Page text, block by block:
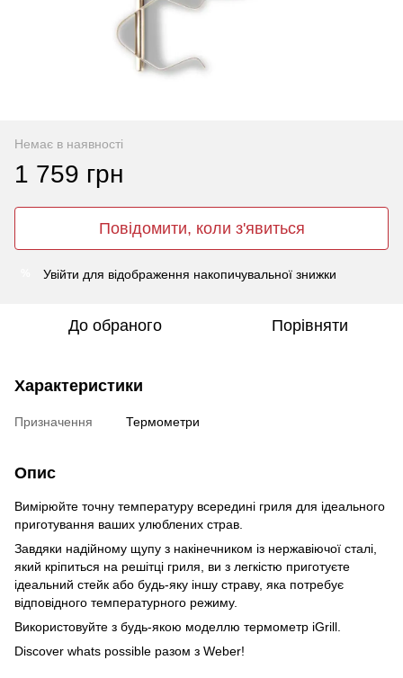
Немає в наявності
1 759 грн
Повідомити, коли з'явиться
Увійти для відображення накопичувальної знижки
До обраного Порівняти
Характеристики
Призначення Термометри
Опис
Вимірюйте точну температуру всередині гриля для ідеального
приготування ваших улюблених страв.
Завдяки надійному щупу з накінечником із нержавіючої сталі,
який кріпиться на решітці гриля, ви з легкістю приготуєте
ідеальний стейк або будь-яку іншу страву, яка потребує
відповідного температурного режиму.
Використовуйте з будь-якою моделлю термометр iGrill.
Discover whats possible разом з Weber!